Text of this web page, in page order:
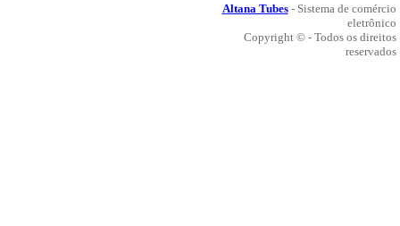
Altana Tubes- Sistema de comércio
eletrônico
Copyright © - Todos os direitos
reservados